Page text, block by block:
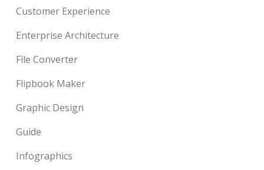
Customer Experience
Enterprise Architecture
File Converter
Flipbook Maker
Graphic Design
Guide
Infographics